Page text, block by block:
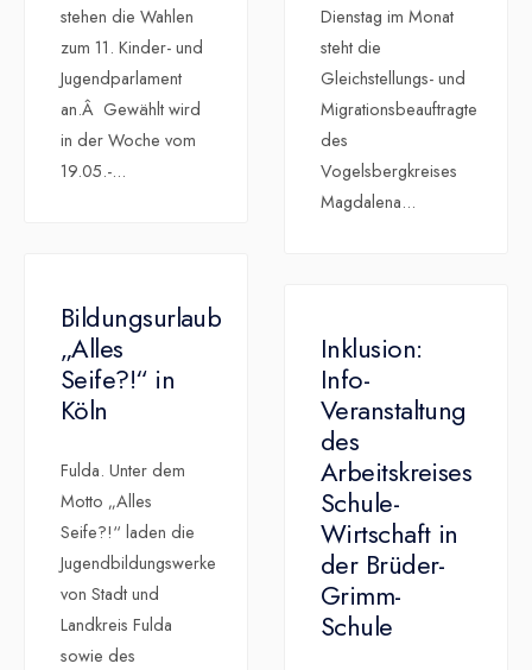
stehen die Wahlen
zum 11. Kinder- und
Jugendparlament
an.Â Gewählt wird
in der Woche vom
19.05.-...
Dienstag im Monat
steht die
Gleichstellungs- und
Migrationsbeauftragte
des
Vogelsbergkreises
Magdalena...
Bildungsurlaub
„Alles
Seife?!“ in
Köln
Fulda. Unter dem
Motto „Alles
Seife?!“ laden die
Jugendbildungswerke
von Stadt und
Landkreis Fulda
sowie des
Inklusion:
Info-
Veranstaltung
des
Arbeitskreises
Schule-
Wirtschaft in
der Brüder-
Grimm-
Schule